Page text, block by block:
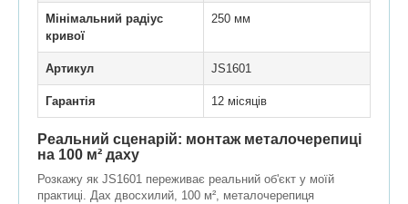
Мінімальний радіус
кривої
250 мм
Артикул JS1601
Гарантія 12 місяців
Реальний сценарій: монтаж металочерепиці
на 100 м² даху
Розкажу як JS1601 переживає реальний об'єкт у моїй
практиці. Дах двосхилий, 100 м², металочерепиця